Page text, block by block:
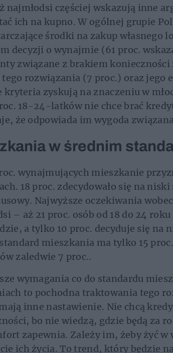
najmłodsi częściej wskazują inne
ich na kupno. W ogólnej grupie
środki na zakup własnego
decyzji o wynajmie (61 proc.
związane z brakiem
tego rozwiązania (7 proc.) oraz jego
kryteria zyskują na znaczeniu w
18-24-latków nie chce brać
że odpowiada im wygoda
w średnim
wynajmujących mieszkanie
18 proc. zdecydowało się na
Najwyższe oczekiwania
– aż 21 proc. osób od 18 do 24
a tylko 10 proc. decyduje się
mieszkania ma tylko 15
zaledwie 7 proc..
wymagania co do standardu
to pochodna traktowania tego
inne nastawienie. Nie chcą
bo nie wiedzą, gdzie będą za
zapewnia. Zależy im, żeby żyć
ich życia. To trend, który będzie